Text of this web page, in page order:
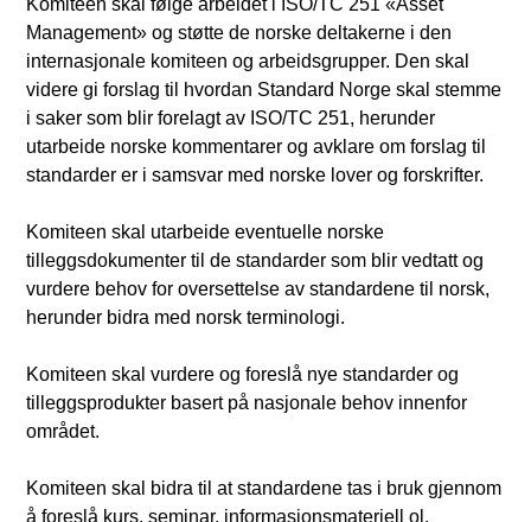
Komiteen skal følge arbeidet i ISO/TC 251 «Asset
Management» og støtte de norske deltakerne i den
internasjonale komiteen og arbeidsgrupper. Den skal
videre gi forslag til hvordan Standard Norge skal stemme
i saker som blir forelagt av ISO/TC 251, herunder
utarbeide norske kommentarer og avklare om forslag til
standarder er i samsvar med norske lover og forskrifter.
Komiteen skal utarbeide eventuelle norske
tilleggsdokumenter til de standarder som blir vedtatt og
vurdere behov for oversettelse av standardene til norsk,
herunder bidra med norsk terminologi.
Komiteen skal vurdere og foreslå nye standarder og
tilleggsprodukter basert på nasjonale behov innenfor
området.
Komiteen skal bidra til at standardene tas i bruk gjennom
å foreslå kurs, seminar, informasjonsmateriell ol.